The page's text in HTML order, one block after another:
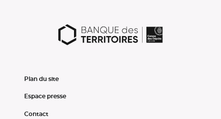
Plan du site
Espace presse
Contact